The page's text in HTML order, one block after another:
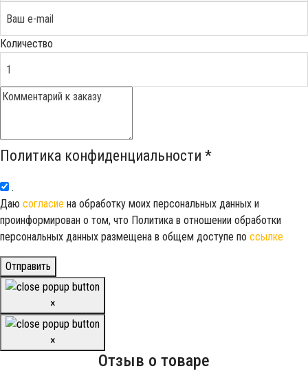
Количество
Политика конфиденциальности *
.
Даю согласие на обработку моих персональных данных и
проинформирован о том, что Политика в отношении обработки
персональных данных размещена в общем доступе по ссылке
Отправить
×
×
Отзыв о товаре